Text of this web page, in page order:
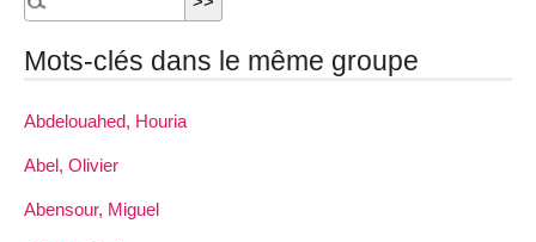
Mots-clés dans le même groupe
Abdelouahed, Houria
Abel, Olivier
Abensour, Miguel